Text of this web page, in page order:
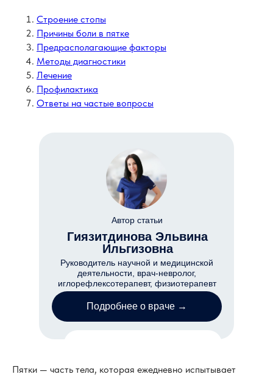
Строение стопы
Причины боли в пятке
Предрасполагающие факторы
Методы диагностики
Лечение
Профилактика
Ответы на частые вопросы
Руководитель научной и медицинской
деятельности, врач-невролог,
иглорефлексотерапевт, физиотерапевт
Автор статьи
Гиязитдинова Эльвина
Ильгизовна
Подробнее о враче →
Пятки — часть тела, которая ежедневно испытывает